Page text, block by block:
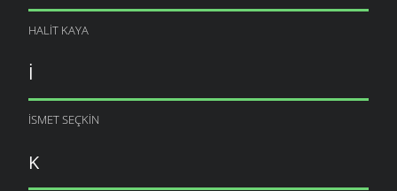
HALIT KAYA
I
ISMET SEÇKIN
K